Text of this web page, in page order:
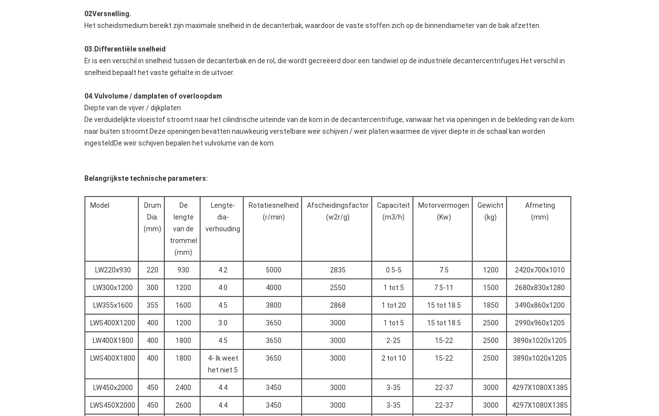
02Versnelling.
Het scheidsmedium bereikt zijn maximale snelheid in de decanterbak, waardoor de vaste stoffen zich op de binnendiameter van de bak afzetten.
03.Differentiële snelheid
Er is een verschil in snelheid tussen de decanterbak en de rol, die wordt gecreëerd door een tandwiel op de industriële decantercentrifuges.Het verschil in
snelheid bepaalt het vaste gehalte in de uitvoer.
04.Vulvolume / damplaten of overloopdam
Diepte van de vijver / dijkplaten
De verduidelijkte vloeistof stroomt naar het cilindrische uiteinde van de kom in de decantercentrifuge, vanwaar het via openingen in de bekleding van de kom
naar buiten stroomt.Deze openingen bevatten nauwkeurig verstelbare weir schijven / weir platen waarmee de vijver diepte in de schaal kan worden
ingesteldDe weir schijven bepalen het vulvolume van de kom.
Belangrijkste technische parameters:
Model
Drum
Dia.
(mm)
De
lengte
van de
trommel
(mm)
Lengte-
dia-
verhouding
Rotatiesnelheid
(r/min)
Afscheidingsfactor
(w2r/g)
Capaciteit
(m3/h)
Motorvermogen
(Kw)
Gewicht
(kg)
Afmeting
(mm)
LW220x930 220 930 4.2 5000 2835 0.5-5 7.5 1200 2420x700x1010
LW300x1200 300 1200 4.0 4000 2550 1 tot 5 7.5-11 1500 2680x830x1280
LW355x1600 355 1600 4.5 3800 2868 1 tot 20 15 tot 18.5 1850 3490x860x1200
LWS400X1200 400 1200 3.0 3650 3000 1 tot 5 15 tot 18.5 2500 2990x960x1205
LW400X1800 400 1800 4.5 3650 3000 2-25 15-22 2500 3890x1020x1205
LWS400X1800 400 1800
4- Ik weet
het niet.5
3650 3000 2 tot 10 15-22 2500 3890x1020x1205
LW450x2000 450 2400 4.4 3450 3000 3-35 22-37 3000 4297X1080X1385
LWS450X2000 450 2600 4.4 3450 3000 3-35 22-37 3000 4297X1080X1385